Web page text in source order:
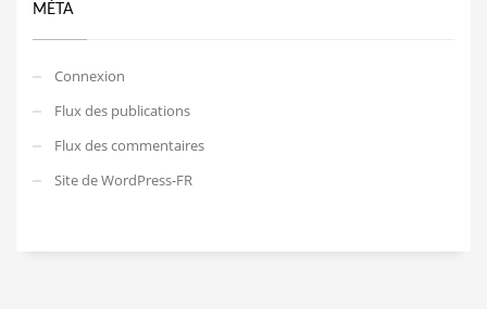
MÉTA
Connexion
Flux des publications
Flux des commentaires
Site de WordPress-FR